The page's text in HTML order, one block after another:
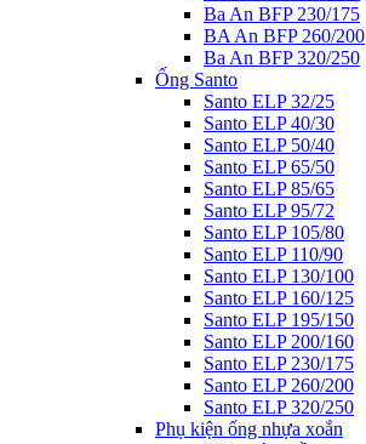
Ba An BFP 230/175
BA An BFP 260/200
Ba An BFP 320/250
Ống Santo
Santo ELP 32/25
Santo ELP 40/30
Santo ELP 50/40
Santo ELP 65/50
Santo ELP 85/65
Santo ELP 95/72
Santo ELP 105/80
Santo ELP 110/90
Santo ELP 130/100
Santo ELP 160/125
Santo ELP 195/150
Santo ELP 200/160
Santo ELP 230/175
Santo ELP 260/200
Santo ELP 320/250
Phụ kiện ống nhựa xoắn